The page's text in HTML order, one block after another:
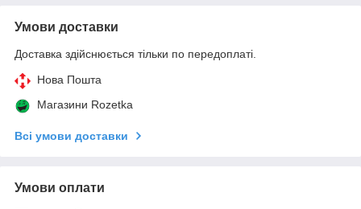
Умови доставки
Доставка здійснюється тільки по передоплаті.
Нова Пошта
Магазини Rozetka
Всі умови доставки
Умови оплати